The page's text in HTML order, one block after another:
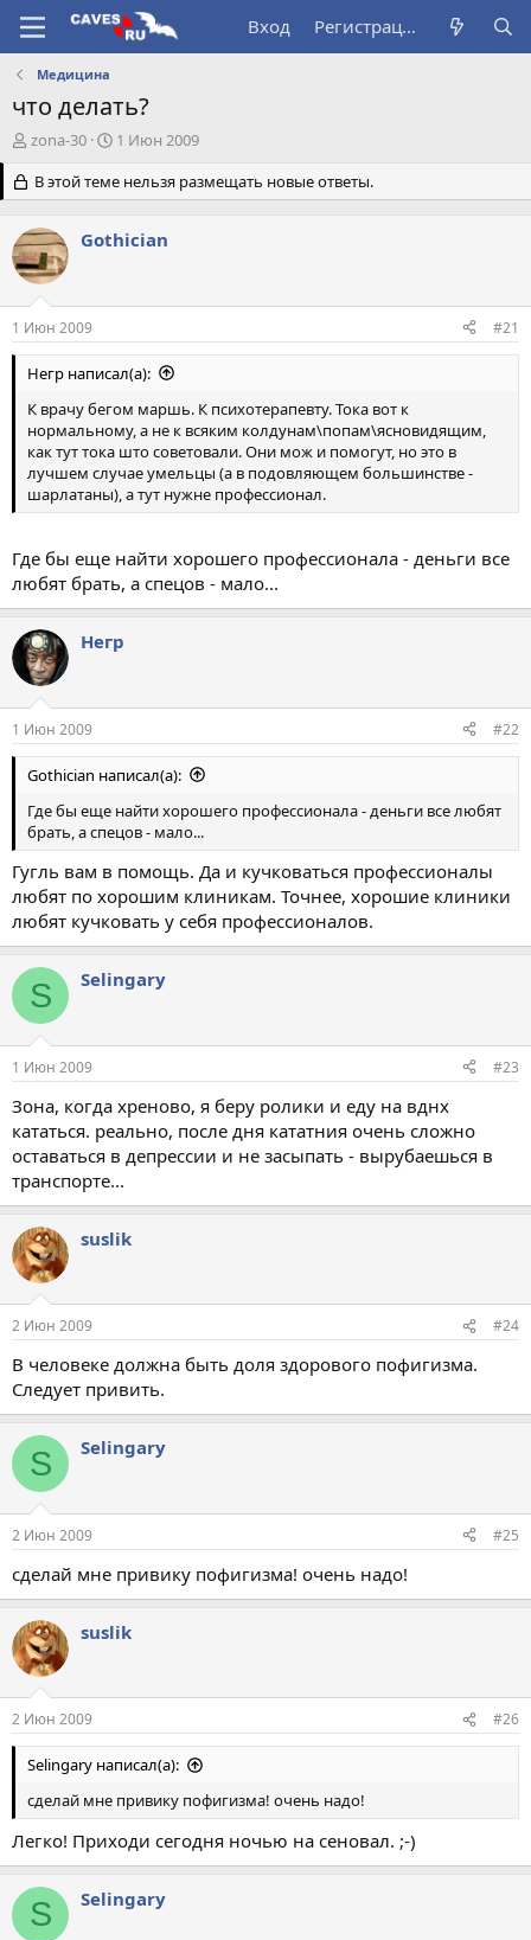
Вход Регистрация
Медицина
что делать?
А
т
о
р
т
е
м
ы
zona-30
Д
т
а
а
л
1 Июн 2009
В этой теме нельзя размещать новые ответы.
Gothician
1 Июн 2009 #21
Негр написал(а):
К врачу бегом маршь. К психотерапевту. Тока вот к
нормальному, а не к всяким колдунам\попам\ясновидящим,
как тут тока што советовали. Они мож и помогут, но это в
лучшем случае умельцы (а в подовляющем большинстве -
шарлатаны), а тут нужне профессионал.
Где бы еще найти хорошего профессионала - деньги все
любят брать, а спецов - мало...
Негр
1 Июн 2009 #22
Gothician написал(а):
Где бы еще найти хорошего профессионала - деньги все любят
брать, а спецов - мало...
Гугль вам в помощь. Да и кучковаться профессионалы
любят по хорошим клиникам. Точнее, хорошие клиники
любят кучковать у себя профессионалов.
S Selingary
1 Июн 2009 #23
Зона, когда хреново, я беру ролики и еду на вднх
кататься. реально, после дня кататния очень сложно
оставаться в депрессии и не засыпать - вырубаешься в
транспорте...
suslik
2 Июн 2009 #24
В человеке должна быть доля здорового пофигизма.
Следует привить.
S Selingary
2 Июн 2009 #25
сделай мне привику пофигизма! очень надо!
suslik
2 Июн 2009 #26
Selingary написал(а):
сделай мне привику пофигизма! очень надо!
Легко! Приходи сегодня ночью на сеновал. ;-)
S Selingary